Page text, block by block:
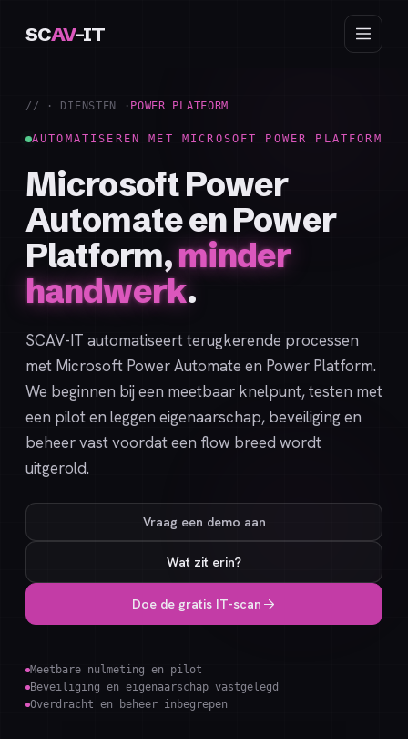
SCAV-IT
// · DIENSTEN · POWER PLATFORM
AUTOMATISEREN MET MICROSOFT POWER PLATFORM
Microsoft Power
Automate en Power
Platform,minder
handwerk.
SCAV-IT automatiseert terugkerende processen
met Microsoft Power Automate en Power Platform.
We beginnen bij een meetbaar knelpunt, testen met
een pilot en leggen eigenaarschap, beveiliging en
beheer vast voordat een flow breed wordt
uitgerold.
Doe de gratis IT-scan
Vraag een demo aan
Wat zit erin?
Meetbare nulmeting en pilot
Beveiliging en eigenaarschap vastgelegd
Overdracht en beheer inbegrepen